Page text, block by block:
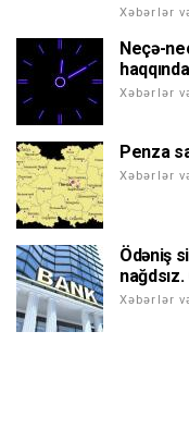
Xəbərlər
Neçə-
haqqında
Xəbərlər
Penza
Xəbərlər
Ödəniş
Xəbərlər